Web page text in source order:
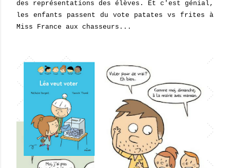
des représentations des élèves. Et c'est génial,
les enfants passent du vote patates vs frites à
Miss France aux chasseurs...